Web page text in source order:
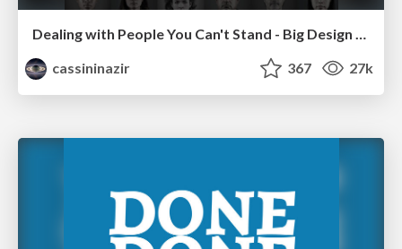
Dealing with People You Can't Stand - Big Design 2015
cassininazir
367 27k